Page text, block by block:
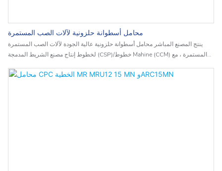
محامل أسطوانة حلزونية لآلات الصب المستمرة
ينتج المصنع المباشر محامل أسطوانة حلزونية عالية الجودة لآلات الصب المستمرة
لخطوط إنتاج مصنع الشريط المدمجة (CSP)/خطوط Mahine (CCM) المستمرة ، مع